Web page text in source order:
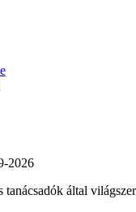
2026
által